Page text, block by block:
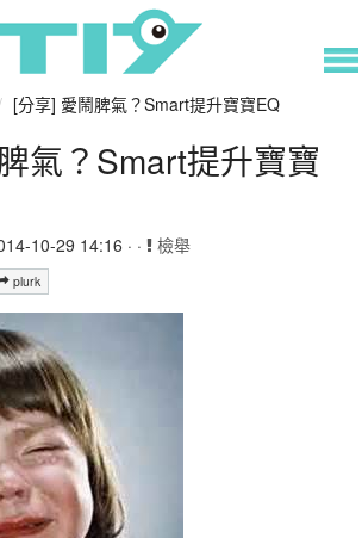
[分享] 愛鬧脾氣？Smart提升寶寶EQ
氣？Smart提升寶寶
10-29 14:16 · · 檢舉
plurk